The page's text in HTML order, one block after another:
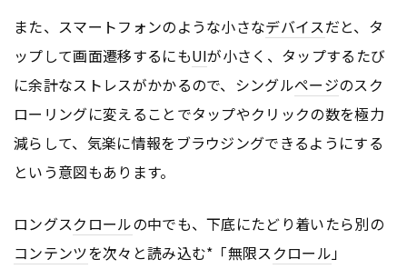
また、スマートフォンのような小さなデバイスだと、タ
ップして画面遷移するにもUIが小さく、タップするたび
に余計なストレスがかかるので、シングルページのスク
ローリングに変えることでタップやクリックの数を極力
減らして、気楽に情報をブラウジングできるようにする
という意図もあります。
ロングスクロールの中でも、下底にたどり着いたら別の
コンテンツを次々と読み込む*「無限スクロール 」